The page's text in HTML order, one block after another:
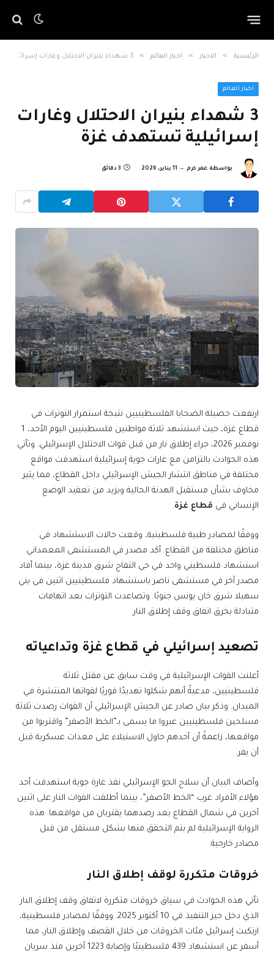
الرئيسية » الاخبار » اخبار العالم » 3 شهداء بنيران الاحتلال وغارات إسرائيلية تستهدف غزة
اخبار العالم
3 شهداء بنيران الاحتلال وغارات
إسرائيلية تستهدف غزة
بواسطة عمر كرم 11 يناير، 2026 3 دقائق
ارتفعت حصيلة الضحايا الفلسطينيين نتيجة استمرار التوترات في
قطاع غزة، حيث استشهد ثلاثة مواطنين فلسطينيين اليوم الأحد، 1
نوفمبر 2026، جراء إطلاق نار من قبل قوات الاحتلال الإسرائيلي. وتأتي
هذه الحوادث بالتزامن مع غارات جوية إسرائيلية استهدفت مواقع
مختلفة في مناطق انتشار الجيش الإسرائيلي داخل القطاع، مما يثير
مخاوف بشأن مستقبل الهدنة الحالية ويزيد من تعقيد الوضع
الإنساني في قطاع غزة.
ووفقًا لمصادر طبية فلسطينية، وقعت حالات الاستشهاد في
مناطق مختلفة من القطاع. أكد مصدر في المستشفى المعمداني
استشهاد فلسطيني واحد في حي التفاح شرق مدينة غزة، بينما أفاد
مصدر آخر في مستشفى ناصر باستشهاد فلسطينيين اثنين في بني
سهيلا شرق خان يونس جنوبًا. وتصاعدت التوترات بعد اتهامات
متبادلة بخرق اتفاق وقف إطلاق النار.
تصعيد إسرائيلي في قطاع غزة وتداعياته
أعلنت القوات الإسرائيلية في وقت سابق عن مقتل ثلاثة
فلسطينيين، مدعيةً أنهم شكلوا تهديدًا فوريًا لقواتها المنتشرة في
الميدان. وذكر بيان صادر عن الجيش الإسرائيلي أن القوات رصدت ثلاثة
مسلحين فلسطينيين عبروا ما يسمى بـ”الخط الأصفر” واقتربوا من
مواقعها، زاعمةً أن أحدهم حاول الاستيلاء على معدات عسكرية قبل
أن يفر.
وأضاف البيان أن سلاح الجو الإسرائيلي نفذ غارة جوية استهدفت أحد
هؤلاء الأفراد غرب “الخط الأصفر”، بينما أطلقت القوات النار على اثنين
آخرين في شمال القطاع بعد رصدهما يقتربان من مواقعها. هذه
الرواية الإسرائيلية لم يتم التحقق منها بشكل مستقل من قبل
مصادر خارجية.
خروقات متكررة لوقف إطلاق النار
تأتي هذه الحوادث في سياق خروقات متكررة لاتفاق وقف إطلاق النار
الذي دخل حيز التنفيذ في 10 أكتوبر 2025. ووفقًا لمصادر فلسطينية،
ارتكبت إسرائيل مئات الخروقات من خلال القصف وإطلاق النار، مما
أسفر عن استشهاد 439 فلسطينيًا وإصابة 1223 آخرين منذ سريان